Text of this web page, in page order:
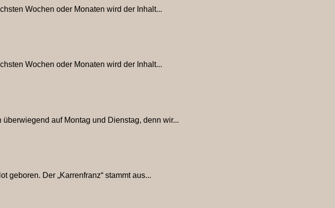
Wochen oder Monaten wird der Inhalt...
Wochen oder Monaten wird der Inhalt...
auf Montag und Dienstag, denn wir...
geboren. Der „Karrenfranz“ stammt aus...